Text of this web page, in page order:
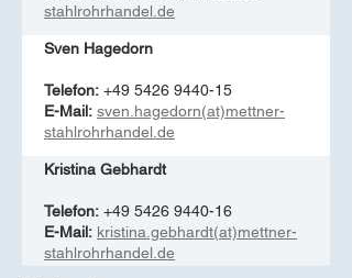
stahlrohrhandel.de
Sven Hagedorn
Telefon: +49 5426 9440-15
E-Mail: sven.hagedorn(at)mettner-
stahlrohrhandel.de
Kristina Gebhardt
Telefon: +49 5426 9440-16
E-Mail: kristina.gebhardt(at)mettner-
stahlrohrhandel.de